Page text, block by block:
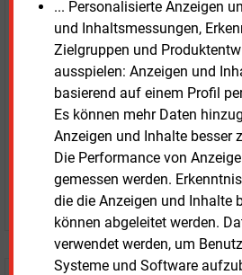
... Personalisierte Anzeigen
und Inhaltsmessungen,
Zielgruppen und
ausspielen: Anzeigen und
basierend auf einem Profil
Es können mehr Daten
Anzeigen und Inhalte besser
Die Performance von
gemessen werden.
die die Anzeigen und Inhalte
können abgeleitet werden.
verwendet werden, um
Systeme und Software
unverbindlich
Zwei Wochen kostenfreier
Zugang auf stündlich
Prognose- und Marktdaten
+ einmal täglich E&M daily
+ zwei Ausgaben der Zeitung
ohne automatische
JETZT KOSTENLOS TESTEN